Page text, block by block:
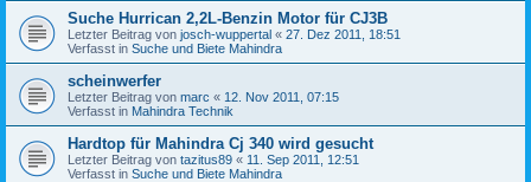
Suche Hurrican 2,2L-Benzin Motor für CJ3B
Letzter Beitrag von josch-wuppertal « 27. Dez 2011, 18:51
Verfasst in Suche und Biete Mahindra
scheinwerfer
Letzter Beitrag von marc « 12. Nov 2011, 07:15
Verfasst in Mahindra Technik
Hardtop für Mahindra Cj 340 wird gesucht
Letzter Beitrag von tazitus89 « 11. Sep 2011, 12:51
Verfasst in Suche und Biete Mahindra